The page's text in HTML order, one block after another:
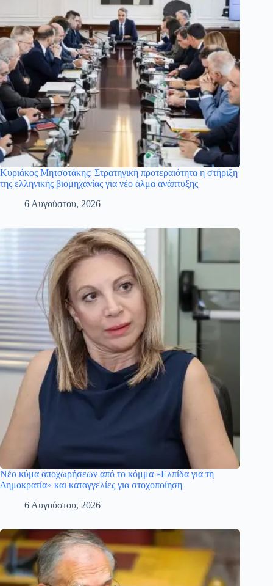
Κυριάκος Μητσοτάκης: Στρατηγική προτεραιότητα η στήριξη
της ελληνικής βιομηχανίας για νέο άλμα ανάπτυξης
6 Αυγούστου, 2026
Νέο κύμα αποχωρήσεων από το κόμμα «Ελπίδα για τη
Δημοκρατία» και καταγγελίες για στοχοποίηση
6 Αυγούστου, 2026